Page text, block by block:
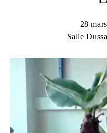
28
Salle